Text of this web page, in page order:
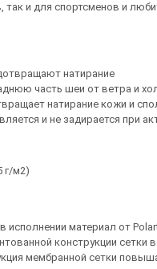
и для спортсменов и
натирание
часть шеи от ветра и
натирание кожи и
и не задирается при
г/м2)
материал от
конструкции
мембранной сетки